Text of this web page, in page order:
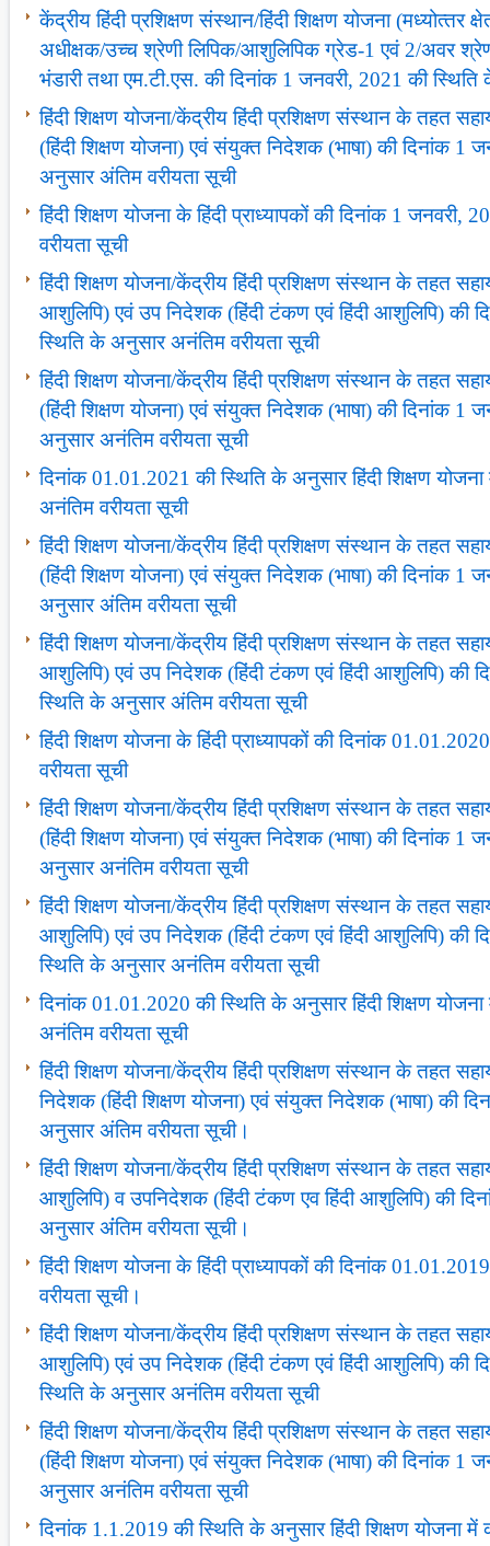
केंद्रीय हिंदी प्रशिक्षण संस्‍थान/हिंदी शिक्षण योजना (मध्‍योत्‍तर
अधीक्षक/उच्‍च श्रेणी लिपिक/आशुलिपिक ग्रेड-1 एवं 2/अवर
भंडारी तथा एम.टी.एस. की दिनांक 1 जनवरी, 2021 की
हिंदी शिक्षण योजना/केंद्रीय हिंदी प्रशिक्षण संस्‍थान के तहत
(हिंदी शिक्षण योजना) एवं संयुक्‍त निदेशक (भाषा) की दिनांक 1
अनुसार अंतिम वरीयता सूची
हिंदी शिक्षण योजना के हिंदी प्राध्‍यापकों की दिनांक 1
वरीयता सूची
हिंदी शिक्षण योजना/केंद्रीय हिंदी प्रशिक्षण संस्‍थान के तहत
आशुलिपि) एवं उप निदेशक (हिंदी टंकण एवं हिंदी आशुलिपि) की
स्थिति के अनुसार अनंतिम वरीयता सूची
हिंदी शिक्षण योजना/केंद्रीय हिंदी प्रशिक्षण संस्‍थान के तहत
(हिंदी शिक्षण योजना) एवं संयुक्‍त निदेशक (भाषा) की दिनांक 1
अनुसार अनंतिम वरीयता सूची
दिनांक 01.01.2021 की स्थिति के अनुसार हिंदी शिक्षण योजना
अनंतिम वरीयता सूची
हिंदी शिक्षण योजना/केंद्रीय हिंदी प्रशिक्षण संस्‍थान के तहत
(हिंदी शिक्षण योजना) एवं संयुक्‍त निदेशक (भाषा) की दिनांक 1
अनुसार अंतिम वरीयता सूची
हिंदी शिक्षण योजना/केंद्रीय हिंदी प्रशिक्षण संस्‍थान के तहत
आशुलिपि) एवं उप निदेशक (हिंदी टंकण एवं हिंदी आशुलिपि) की
स्थिति के अनुसार अंतिम वरीयता सूची
हिंदी शिक्षण योजना के हिंदी प्राध्‍यापकों की दिनांक
वरीयता सूची
हिंदी शिक्षण योजना/केंद्रीय हिंदी प्रशिक्षण संस्‍थान के तहत
(हिंदी शिक्षण योजना) एवं संयुक्‍त निदेशक (भाषा) की दिनांक 1
अनुसार अनंतिम वरीयता सूची
हिंदी शिक्षण योजना/केंद्रीय हिंदी प्रशिक्षण संस्‍थान के तहत
आशुलिपि) एवं उप निदेशक (हिंदी टंकण एवं हिंदी आशुलिपि) की
स्थिति के अनुसार अनंतिम वरीयता सूची
दिनांक 01.01.2020 की स्थिति के अनुसार हिंदी शिक्षण योजना
अनंतिम वरीयता सूची
हिंदी शिक्षण योजना/केंद्रीय हिंदी प्रशिक्षण संस्‍थान के तहत
निदेशक (हिंदी शिक्षण योजना) एवं संयुक्‍त निदेशक (भाषा) की
अनुसार अंतिम वरीयता सूची।
हिंदी शिक्षण योजना/केंद्रीय हिंदी प्रशिक्षण संस्‍थान के तहत
आशुलिपि) व उपनिदेशक (हिंदी टंकण एव हिंदी आशुलिपि) की
अनुसार अंंतिम वरीयता सूची।
हिंदी शिक्षण योजना के हिंदी प्राध्‍यापकों की दिनांक
वरीयता सूची।
हिंदी शिक्षण योजना/केंद्रीय हिंदी प्रशिक्षण संस्‍थान के तहत
आशुलिपि) एवं उप निदेशक (हिंदी टंकण एवं हिंदी आशुलिपि) की
स्थिति के अनुसार अनंतिम वरीयता सूची
हिंदी शिक्षण योजना/केंद्रीय हिंदी प्रशिक्षण संस्‍थान के तहत
(हिंदी शिक्षण योजना) एवं संयुक्‍त निदेशक (भाषा) की दिनांक 1
अनुसार अनंतिम वरीयता सूची
दिनांक 1.1.2019 की स्थिति के अनुसार हिंदी शिक्षण योजना में